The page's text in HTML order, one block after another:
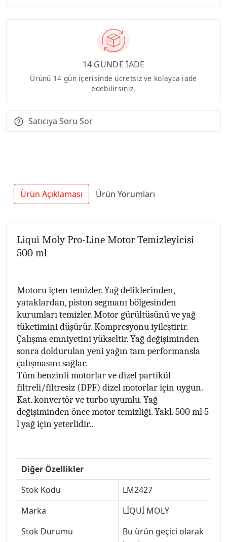
14 GÜNDE İADE
Ürünü 14 gün içerisinde ücretsiz ve kolayca iade
edebilirsiniz.
Satıcıya Soru Sor
Ürün Açıklaması Ürün Yorumları
Liqui Moly Pro-Line Motor Temizleyicisi
500 ml
Motoru içten temizler. Yağ deliklerinden,
yataklardan, piston segmanı bölgesinden
kurumları temizler. Motor gürültüsünü ve yağ
tüketimini düşürür. Kompresyonu iyileştirir.
Çalışma emniyetini yükseltir. Yağ değişiminden
sonra doldurulan yeni yağın tam performansla
çalışmasını sağlar.
Tüm benzinli motorlar ve dizel partikül
filtreli/filtresiz (DPF) dizel motorlar için uygun.
Kat. konvertör ve turbo uyumlu. Yağ
değişiminden önce motor temizliği. Yakl. 500 ml 5
l yağ için yeterlidir..
Diğer Özellikler
Stok Kodu
LM2427
Marka
LİQUİ MOLY
Stok Durumu
Bu ürün geçici olarak